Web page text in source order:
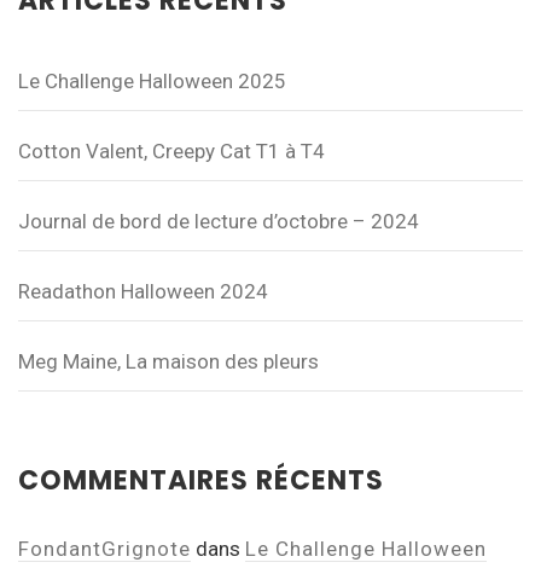
Le Challenge Halloween 2025
Cotton Valent, Creepy Cat T1 à T4
Journal de bord de lecture d’octobre – 2024
Readathon Halloween 2024
Meg Maine, La maison des pleurs
COMMENTAIRES RÉCENTS
FondantGrignote dans Le Challenge Halloween